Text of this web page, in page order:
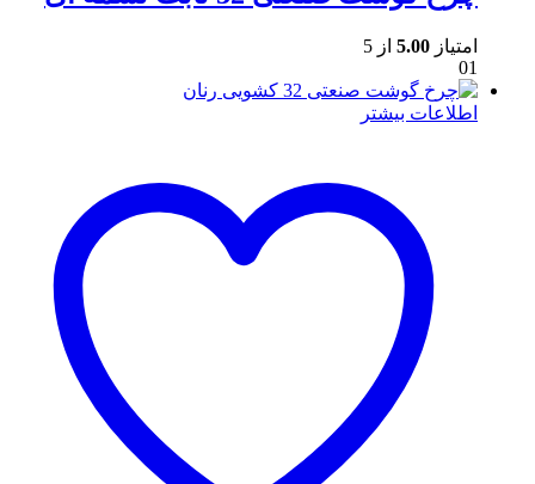
امتیاز 5.00 از 5
01
اطلاعات بیشتر